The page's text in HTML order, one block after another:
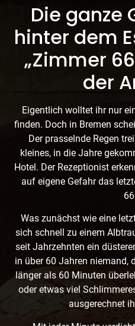
Die ganze
hinter dem
„Zimmer
der
Eigentlich wolltet ihr nur
finden. Doch in Bremen
Der prasselnde Regen
kleines, in die Jahre
Hotel. Der Rezeptionist
auf eigene Gefahr das
Was zunächst wie eine
sich schnell zu einem
seit Jahrzehnten ein
in über 60 Jahren niemand,
länger als 60 Minuten
oder etwas viel
ausgerechnet